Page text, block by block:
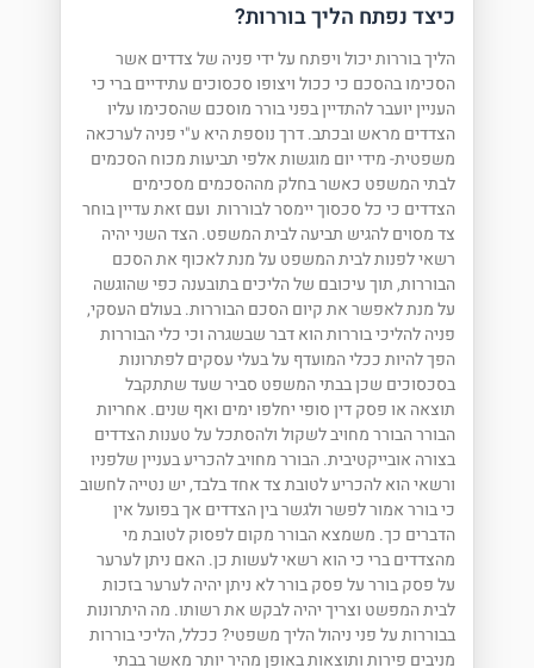
כיצד נפתח הליך בוררות?
הליך בוררות יכול ויפתח על ידי פניה של צדדים אשר
הסכימו בהסכם כי ככול ויצופו סכסוכים עתידיים ברי כי
העניין יועבר להתדיין בפני בורר מוסכם שהסכימו עליו
הצדדים מראש ובכתב. דרך נוספת היא ע"י פניה לערכאה
משפטית- מידי יום מוגשות אלפי תביעות מכוח הסכמים
לבתי המשפט כאשר בחלק מההסכמים מסכימים
הצדדים כי כל סכסוך יימסר לבוררות ועם זאת עדיין בוחר
צד מסוים להגיש תביעה לבית המשפט. הצד השני יהיה
רשאי לפנות לבית המשפט על מנת לאכוף את הסכם
הבוררות, תוך עיכובם של הליכים בתובענה כפי שהוגשה
על מנת לאפשר את קיום הסכם הבוררות. בעולם העסקי,
פניה להליכי בוררות הוא דבר שבשגרה וכי כלי הבוררות
הפך להיות ככלי המועדף על בעלי עסקים לפתרונות
בסכסוכים שכן בבתי המשפט סביר שעד שתתקבל
תוצאה או פסק דין סופי יחלפו ימים ואף שנים. אחריות
הבורר הבורר מחויב לשקול ולהסתכל על טענות הצדדים
בצורה אובייקטיבית. הבורר מחויב להכריע בעניין שלפניו
ורשאי הוא להכריע לטובת צד אחד בלבד, יש נטייה לחשוב
כי בורר אמור לפשר ולגשר בין הצדדים אך בפועל אין
הדברים כך. משמצא הבורר מקום לפסוק לטובת מי
מהצדדים ברי כי הוא רשאי לעשות כן. האם ניתן לערער
על פסק בורר על פסק בורר לא ניתן יהיה לערער בזכות
לבית המפשט וצריך יהיה לבקש את רשותו. מה היתרונות
בבוררות על פני ניהול הליך משפטי? ככלל, הליכי בוררות
מניבים פירות ותוצאות באופן מהיר יותר מאשר בבתי